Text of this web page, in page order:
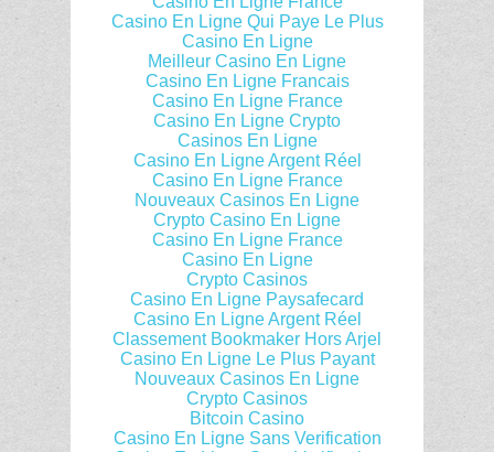
Casino En Ligne Qui Paye Le Plus
Casino En Ligne
Meilleur Casino En Ligne
Casino En Ligne Francais
Casino En Ligne France
Casino En Ligne Crypto
Casinos En Ligne
Casino En Ligne Argent Réel
Casino En Ligne France
Nouveaux Casinos En Ligne
Crypto Casino En Ligne
Casino En Ligne France
Casino En Ligne
Crypto Casinos
Casino En Ligne Paysafecard
Casino En Ligne Argent Réel
Classement Bookmaker Hors Arjel
Casino En Ligne Le Plus Payant
Nouveaux Casinos En Ligne
Crypto Casinos
Bitcoin Casino
Casino En Ligne Sans Verification